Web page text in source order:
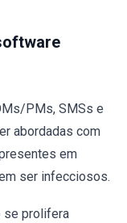
PMs, SMSs e
abordadas com
em
ser infecciosos.
se prolifera